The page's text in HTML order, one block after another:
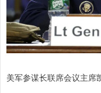
美军参谋长联席会议主席